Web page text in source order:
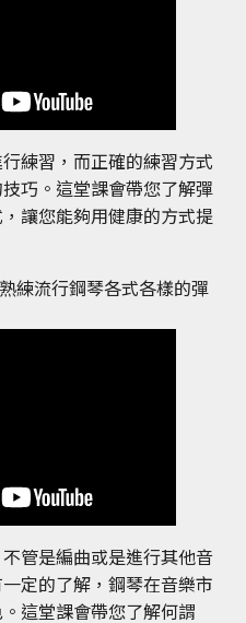
練習，而正確的練習方式
巧。這堂課會帶您了解彈
讓您能夠用健康的方式提
練流行鋼琴各式各樣的彈
管是編曲或是進行其他音
定的了解，鋼琴在音樂市
這堂課會帶您了解何謂